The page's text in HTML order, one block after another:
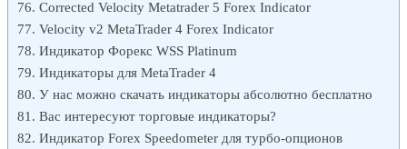
Corrected Velocity Metatrader 5 Forex Indicator
Velocity v2 MetaTrader 4 Forex Indicator
Индикатор Форекс WSS Platinum
Индикаторы для MetaTrader 4
У нас можно скачать индикаторы абсолютно бесплатно
Вас интересуют торговые индикаторы?
Индикатор Forex Speedometer для турбо-опционов